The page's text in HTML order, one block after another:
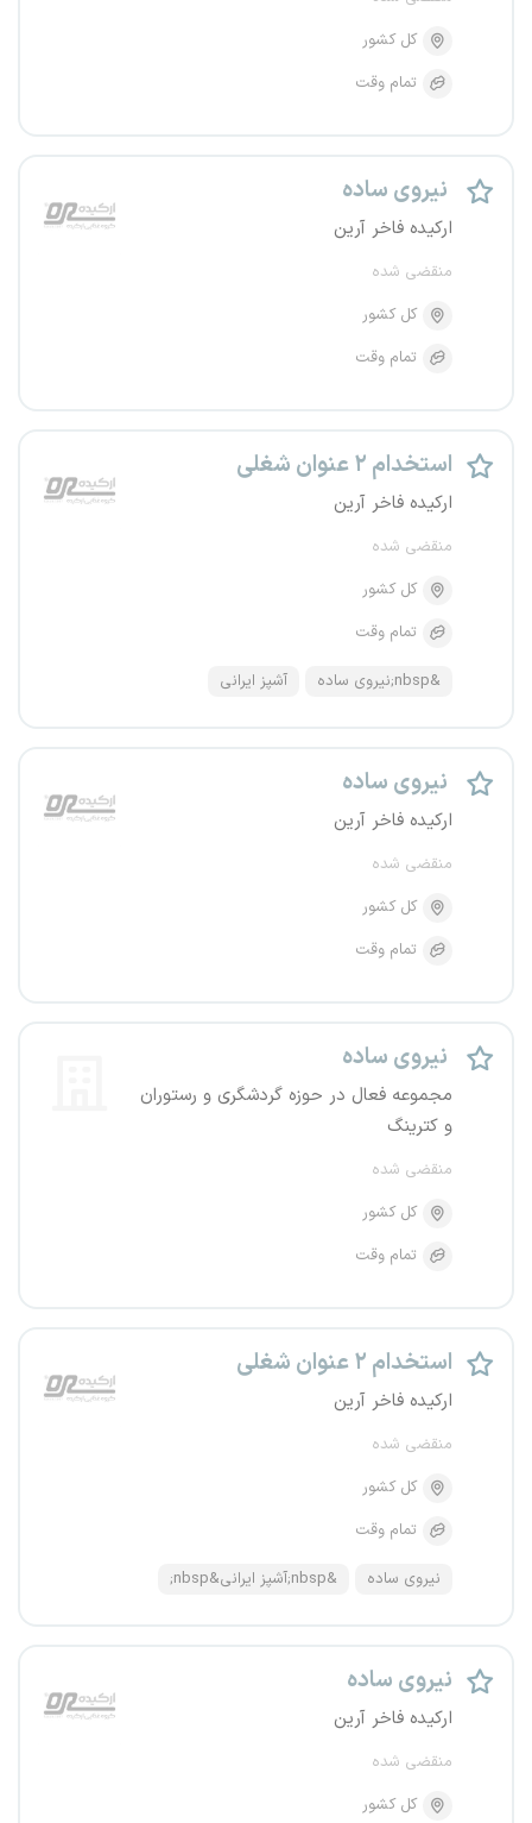
کل کشور
تمام وقت
نیروی ساده
ارکیده فاخر آرین
منقضی شده
کل کشور
تمام وقت
استخدام ۲ عنوان شغلی
ارکیده فاخر آرین
منقضی شده
کل کشور
تمام وقت
&nbsp;نیروی ساده آشپز ایرانی
نیروی ساده
ارکیده فاخر آرین
منقضی شده
کل کشور
تمام وقت
نیروی ساده
مجموعه فعال در حوزه گردشگری و رستوران
و کترینگ
منقضی شده
کل کشور
تمام وقت
استخدام ۲ عنوان شغلی
ارکیده فاخر آرین
منقضی شده
کل کشور
تمام وقت
نیروی ساده &nbsp;آشپز ایرانی&nbsp;
نیروی ساده
ارکیده فاخر آرین
منقضی شده
کل کشور